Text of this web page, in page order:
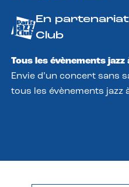
En
Club
Tous les évènements jazz
Envie d’un concert sans
tous les évènements jazz